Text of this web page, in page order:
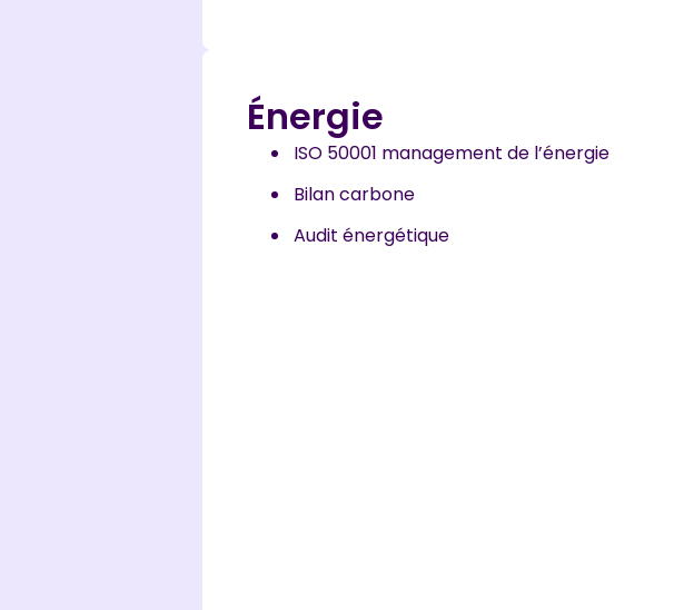
Énergie
ISO 50001 management de l’énergie
Bilan carbone
Audit énergétique